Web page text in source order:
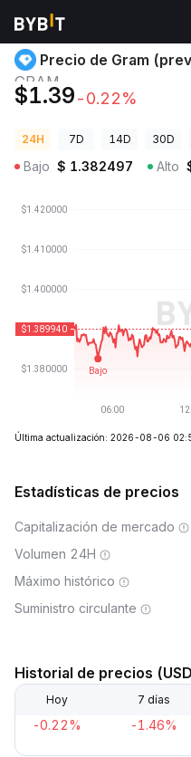
Precios de Criptomonedas
Precio de Gram
GRAM
$1.39-0.22%
24H 7D 14D 30D
Bajo $ 1.382497 Alto
Última actualización: 2026-08-06
Estadísticas de precios
Capitalización de mercado
Volumen 24H
Máximo histórico
Suministro circulante
Historial de precios
Hoy 7 días
-0.22% -1.46%